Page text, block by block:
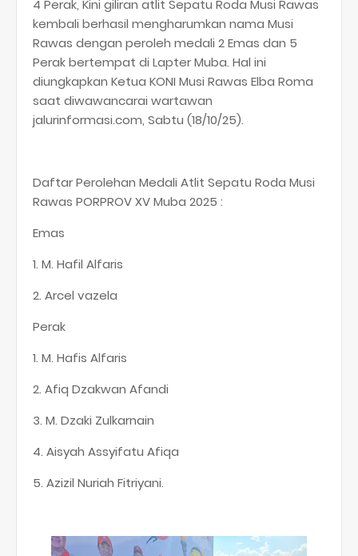
4 Perak, Kini giliran atlit Sepatu Roda Musi Rawas
kembali berhasil mengharumkan nama Musi
Rawas dengan peroleh medali 2 Emas dan 5
Perak bertempat di Lapter Muba. Hal ini
diungkapkan Ketua KONI Musi Rawas Elba Roma
saat diwawancarai wartawan
jalurinformasi.com, Sabtu (18/10/25).
Daftar Perolehan Medali Atlit Sepatu Roda Musi
Rawas PORPROV XV Muba 2025 :
Emas
1. M. Hafil Alfaris
2. Arcel vazela
Perak
1. M. Hafis Alfaris
2. Afiq Dzakwan Afandi
3. M. Dzaki Zulkarnain
4. Aisyah Assyifatu Afiqa
5. Azizil Nuriah Fitriyani.